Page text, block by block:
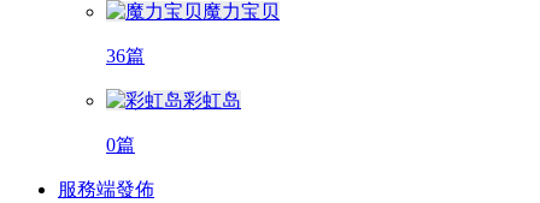
魔力宝贝
36篇
彩虹岛
0篇
服務端發佈